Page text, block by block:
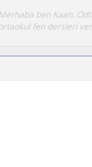
ben Kaan.
fen dersleri
seninle